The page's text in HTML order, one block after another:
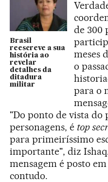
Brasil
reescreve a sua
história ao
revelar
detalhes da
ditadura
militar
de 300
meses
o
para o
"Do ponto de vista do
personagens, é top
para primeiríssimo
importante", diz
mensagem é posto
contudo.